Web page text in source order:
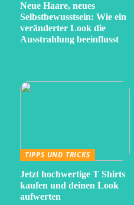
Neue Haare, neues
Selbstbewusstsein: Wie ein
veränderter Look die
Ausstrahlung beeinflusst
TIPPS UND TRICKS
Jetzt hochwertige T Shirts
kaufen und deinen Look
aufwerten